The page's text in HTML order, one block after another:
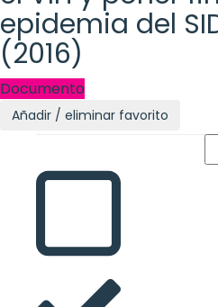
epidemia del
(2016)
Documento
Añadir / eliminar favorito